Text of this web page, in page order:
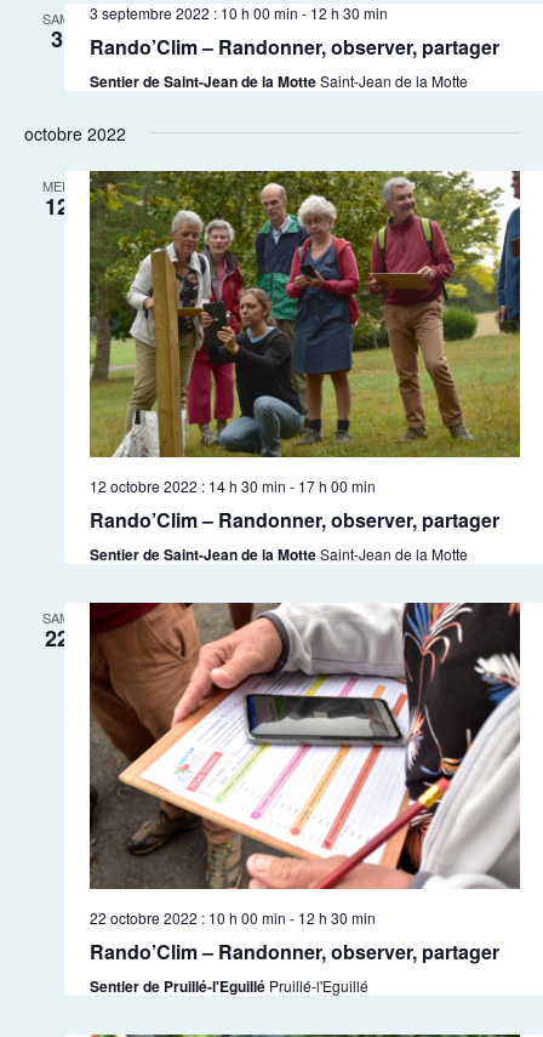
SAM
3
3 septembre 2022 : 10 h 00 min - 12 h 30 min
Rando’Clim – Randonner, observer, partager
Sentier de Saint-Jean de la MotteSaint-Jean de la Motte
octobre 2022
MER
12
12 octobre 2022 : 14 h 30 min - 17 h 00 min
Rando’Clim – Randonner, observer, partager
Sentier de Saint-Jean de la MotteSaint-Jean de la Motte
SAM
22
22 octobre 2022 : 10 h 00 min - 12 h 30 min
Rando’Clim – Randonner, observer, partager
Sentier de Pruillé-l'Eguillé Pruillé-l'Eguillé